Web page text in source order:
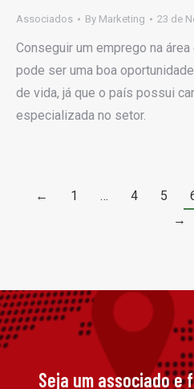
Associados By Marketing 23 de
Conseguir um emprego na
pode ser uma boa
de vida, já que o país possui
especializada no setor.
← 1 … 4 5
→
Seja um associado e